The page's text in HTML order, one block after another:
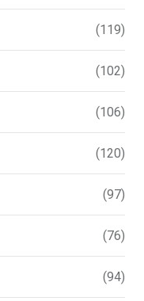
emite nota à
(119)
(102)
(106)
(120)
(97)
(76)
(94)